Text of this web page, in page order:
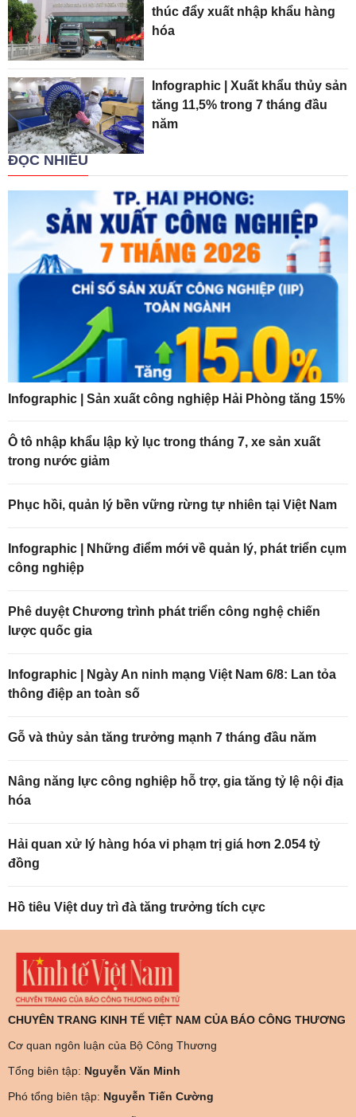
thúc đẩy xuất nhập khẩu hàng
hóa
Infographic | Xuất khẩu thủy sản
tăng 11,5% trong 7 tháng đầu
năm
ĐỌC NHIỀU
Infographic | Sản xuất công nghiệp Hải Phòng tăng 15%
Ô tô nhập khẩu lập kỷ lục trong tháng 7, xe sản xuất
trong nước giảm
Phục hồi, quản lý bền vững rừng tự nhiên tại Việt Nam
Infographic | Những điểm mới về quản lý, phát triển cụm
công nghiệp
Phê duyệt Chương trình phát triển công nghệ chiến
lược quốc gia
Infographic | Ngày An ninh mạng Việt Nam 6/8: Lan tỏa
thông điệp an toàn số
Gỗ và thủy sản tăng trưởng mạnh 7 tháng đầu năm
Nâng năng lực công nghiệp hỗ trợ, gia tăng tỷ lệ nội địa
hóa
Hải quan xử lý hàng hóa vi phạm trị giá hơn 2.054 tỷ
đồng
Hồ tiêu Việt duy trì đà tăng trưởng tích cực
CHUYÊN TRANG KINH TẾ VIỆT NAM CỦA BÁO CÔNG THƯƠNG
Cơ quan ngôn luận của Bộ Công Thương
Tổng biên tập: Nguyễn Văn Minh
Phó tổng biên tập: Nguyễn Tiến Cường